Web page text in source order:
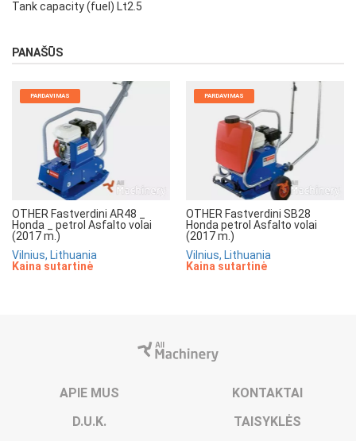
Tank capacity (fuel) Lt2.5
PANAŠŪS
PARDAVIMAS
OTHER Fastverdini AR48 _
Honda _ petrol Asfalto volai
(2017 m.)
Vilnius, Lithuania
Kaina sutartinė
PARDAVIMAS
OTHER Fastverdini SB28
Honda petrol Asfalto volai
(2017 m.)
Vilnius, Lithuania
Kaina sutartinė
APIE MUS
KONTAKTAI
D.U.K.
TAISYKLĖS